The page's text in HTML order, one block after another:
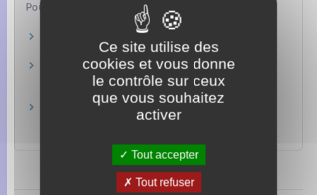
Pour en savoir plus
Ministère chargé des finances
Brochure pratique 2022 – Déclaration des
revenus de 2021
Impôt sur le revenu : dépliants d'information
Ce site utilise des
cookies et vous donne
le contrôle sur ceux
que vous souhaitez
activer
Tout accepter
Tout refuser